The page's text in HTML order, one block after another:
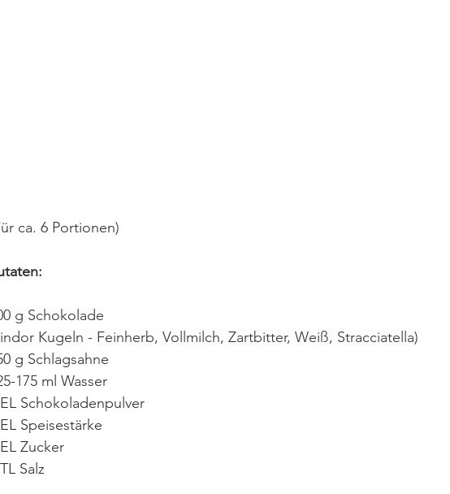
ca. 6 Portionen)
g Schokolade
Kugeln - Feinherb, Vollmilch, Zartbitter, Weiß, Stracciatella)
g Schlagsahne
175 ml Wasser
Schokoladenpulver
Speisestärke
Zucker
Salz